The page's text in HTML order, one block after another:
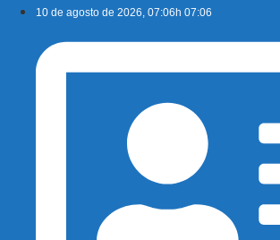
conteúdo
10 de agosto de 2026, 07:06h 07:06